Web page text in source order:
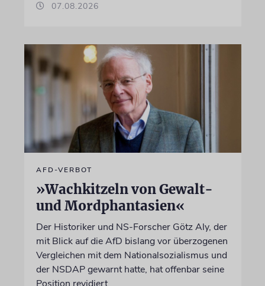
07.08.2026
AFD-VERBOT
»Wachkitzeln von Gewalt-
und Mordphantasien«
Der Historiker und NS-Forscher Götz Aly, der
mit Blick auf die AfD bislang vor überzogenen
Vergleichen mit dem Nationalsozialismus und
der NSDAP gewarnt hatte, hat offenbar seine
Position revidiert